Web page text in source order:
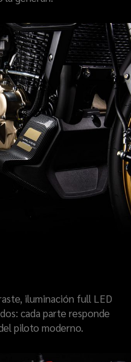
iluminación full LED
cada parte responde
piloto moderno.